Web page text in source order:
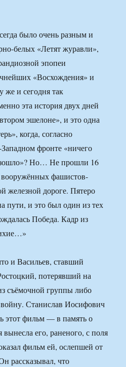
было очень разным и
белых «Летят журавли»,
эпопеи
«Восхождения» и
и сегодня так
эта история двух дней
эшелоне», и это одна
когда, согласно
фронте «ничего
Но… Не прошли 16
фашистов-
железной дороге. Пятеро
пути, и это был один из тех
Победа. Кадр из
и Васильев, ставший
потерявший на
съёмочной группы либо
Станислав Иосифович
этот фильм — в память о
вынесла его, раненого, с поля
фильм ей, ослепшей от
рассказывал, что